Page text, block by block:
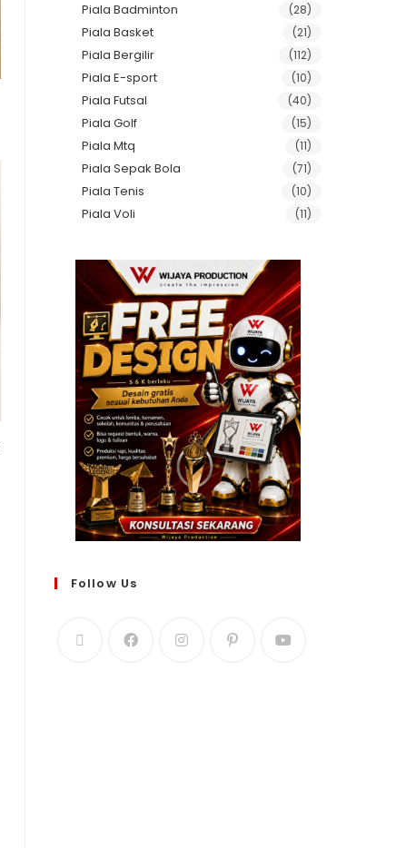
Piala Badminton (28)
Piala Basket (21)
Piala Bergilir (112)
Piala E-sport (10)
Piala Futsal (40)
Piala Golf (15)
Piala Mtq (11)
Piala Sepak Bola (71)
Piala Tenis (10)
Piala Voli (11)
Follow Us